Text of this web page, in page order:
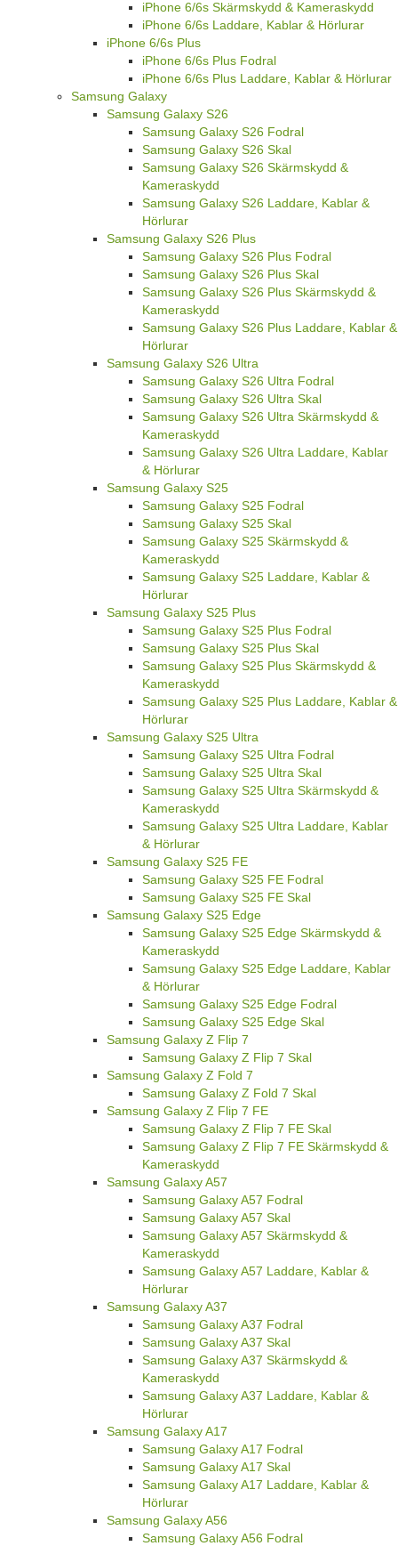
iPhone 6/6s Skärmskydd & Kameraskydd
iPhone 6/6s Laddare, Kablar & Hörlurar
iPhone 6/6s Plus
iPhone 6/6s Plus Fodral
iPhone 6/6s Plus Laddare, Kablar & Hörlurar
Samsung Galaxy
Samsung Galaxy S26
Samsung Galaxy S26 Fodral
Samsung Galaxy S26 Skal
Samsung Galaxy S26 Skärmskydd &
Kameraskydd
Samsung Galaxy S26 Laddare, Kablar &
Hörlurar
Samsung Galaxy S26 Plus
Samsung Galaxy S26 Plus Fodral
Samsung Galaxy S26 Plus Skal
Samsung Galaxy S26 Plus Skärmskydd &
Kameraskydd
Samsung Galaxy S26 Plus Laddare, Kablar &
Hörlurar
Samsung Galaxy S26 Ultra
Samsung Galaxy S26 Ultra Fodral
Samsung Galaxy S26 Ultra Skal
Samsung Galaxy S26 Ultra Skärmskydd &
Kameraskydd
Samsung Galaxy S26 Ultra Laddare, Kablar
& Hörlurar
Samsung Galaxy S25
Samsung Galaxy S25 Fodral
Samsung Galaxy S25 Skal
Samsung Galaxy S25 Skärmskydd &
Kameraskydd
Samsung Galaxy S25 Laddare, Kablar &
Hörlurar
Samsung Galaxy S25 Plus
Samsung Galaxy S25 Plus Fodral
Samsung Galaxy S25 Plus Skal
Samsung Galaxy S25 Plus Skärmskydd &
Kameraskydd
Samsung Galaxy S25 Plus Laddare, Kablar &
Hörlurar
Samsung Galaxy S25 Ultra
Samsung Galaxy S25 Ultra Fodral
Samsung Galaxy S25 Ultra Skal
Samsung Galaxy S25 Ultra Skärmskydd &
Kameraskydd
Samsung Galaxy S25 Ultra Laddare, Kablar
& Hörlurar
Samsung Galaxy S25 FE
Samsung Galaxy S25 FE Fodral
Samsung Galaxy S25 FE Skal
Samsung Galaxy S25 Edge
Samsung Galaxy S25 Edge Skärmskydd &
Kameraskydd
Samsung Galaxy S25 Edge Laddare, Kablar
& Hörlurar
Samsung Galaxy S25 Edge Fodral
Samsung Galaxy S25 Edge Skal
Samsung Galaxy Z Flip 7
Samsung Galaxy Z Flip 7 Skal
Samsung Galaxy Z Fold 7
Samsung Galaxy Z Fold 7 Skal
Samsung Galaxy Z Flip 7 FE
Samsung Galaxy Z Flip 7 FE Skal
Samsung Galaxy Z Flip 7 FE Skärmskydd &
Kameraskydd
Samsung Galaxy A57
Samsung Galaxy A57 Fodral
Samsung Galaxy A57 Skal
Samsung Galaxy A57 Skärmskydd &
Kameraskydd
Samsung Galaxy A57 Laddare, Kablar &
Hörlurar
Samsung Galaxy A37
Samsung Galaxy A37 Fodral
Samsung Galaxy A37 Skal
Samsung Galaxy A37 Skärmskydd &
Kameraskydd
Samsung Galaxy A37 Laddare, Kablar &
Hörlurar
Samsung Galaxy A17
Samsung Galaxy A17 Fodral
Samsung Galaxy A17 Skal
Samsung Galaxy A17 Laddare, Kablar &
Hörlurar
Samsung Galaxy A56
Samsung Galaxy A56 Fodral